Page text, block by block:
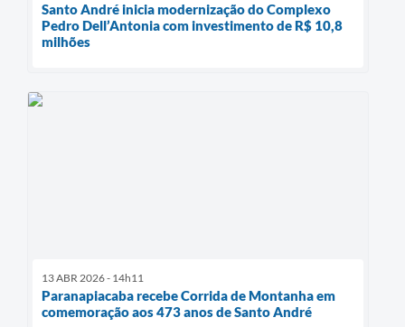
Santo André inicia modernização do Complexo
Pedro Dell’Antonia com investimento de R$ 10,8
milhões
13 ABR 2026 - 14h11
Paranapiacaba recebe Corrida de Montanha em
comemoração aos 473 anos de Santo André